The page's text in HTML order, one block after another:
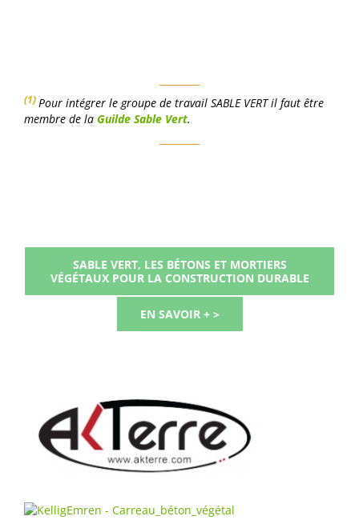
(1) Pour intégrer le groupe de travail SABLE VERT il faut être
membre de la Guilde Sable Vert.
SABLE VERT, LES BÉTONS ET MORTIERS
VÉGÉTAUX POUR LA CONSTRUCTION DURABLE
EN SAVOIR + >